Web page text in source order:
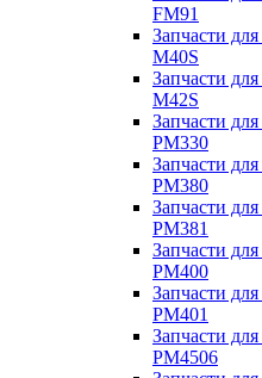
FM91
Запчасти
M40S
Запчасти
M42S
Запчасти
PM330
Запчасти
PM380
Запчасти
PM381
Запчасти
PM400
Запчасти
PM401
Запчасти
PM4506